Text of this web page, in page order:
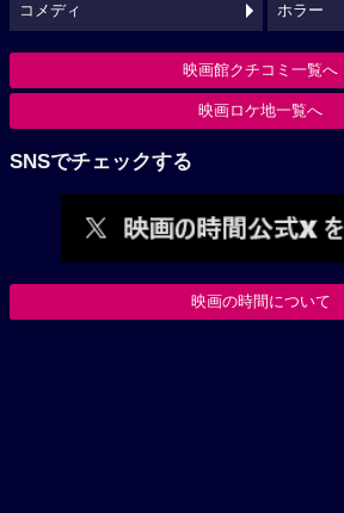
コメディ ホラー
映画館クチコミ一覧へ
映画ロケ地一覧へ
SNSでチェックする
映画の時間について